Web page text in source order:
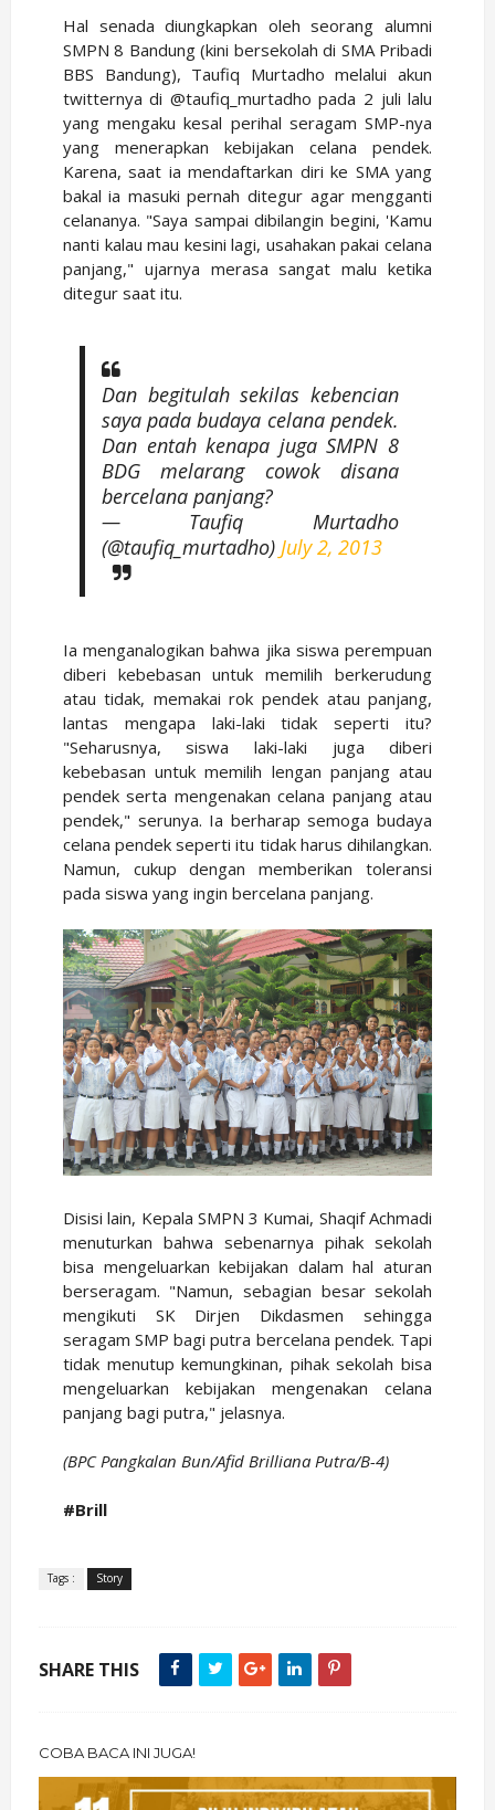
Hal senada diungkapkan oleh seorang alumni
SMPN 8 Bandung (kini bersekolah di SMA Pribadi
BBS Bandung), Taufiq Murtadho melalui akun
twitternya di @taufiq_murtadho pada 2 juli lalu
yang mengaku kesal perihal seragam SMP-nya
yang menerapkan kebijakan celana pendek.
Karena, saat ia mendaftarkan diri ke SMA yang
bakal ia masuki pernah ditegur agar mengganti
celananya. "Saya sampai dibilangin begini, 'Kamu
nanti kalau mau kesini lagi, usahakan pakai celana
panjang," ujarnya merasa sangat malu ketika
ditegur saat itu.
Dan begitulah sekilas kebencian
saya pada budaya celana pendek.
Dan entah kenapa juga SMPN 8
BDG melarang cowok disana
bercelana panjang?
— Taufiq Murtadho
(@taufiq_murtadho) July 2, 2013
Ia menganalogikan bahwa jika siswa perempuan
diberi kebebasan untuk memilih berkerudung
atau tidak, memakai rok pendek atau panjang,
lantas mengapa laki-laki tidak seperti itu?
"Seharusnya, siswa laki-laki juga diberi
kebebasan untuk memilih lengan panjang atau
pendek serta mengenakan celana panjang atau
pendek," serunya. Ia berharap semoga budaya
celana pendek seperti itu tidak harus dihilangkan.
Namun, cukup dengan memberikan toleransi
pada siswa yang ingin bercelana panjang.
Disisi lain, Kepala SMPN 3 Kumai, Shaqif Achmadi
menuturkan bahwa sebenarnya pihak sekolah
bisa mengeluarkan kebijakan dalam hal aturan
berseragam. "Namun, sebagian besar sekolah
mengikuti SK Dirjen Dikdasmen sehingga
seragam SMP bagi putra bercelana pendek. Tapi
tidak menutup kemungkinan, pihak sekolah bisa
mengeluarkan kebijakan mengenakan celana
panjang bagi putra," jelasnya.
(BPC Pangkalan Bun/Afid Brilliana Putra/B-4)
#Brill
Tags : Story
SHARE THIS
COBA BACA INI JUGA!